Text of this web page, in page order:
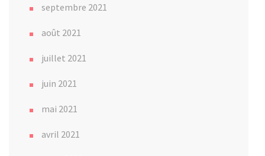
septembre 2021
août 2021
juillet 2021
juin 2021
mai 2021
avril 2021